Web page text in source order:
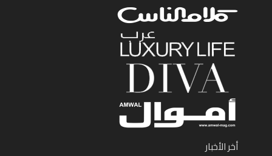
أخر الأخبار